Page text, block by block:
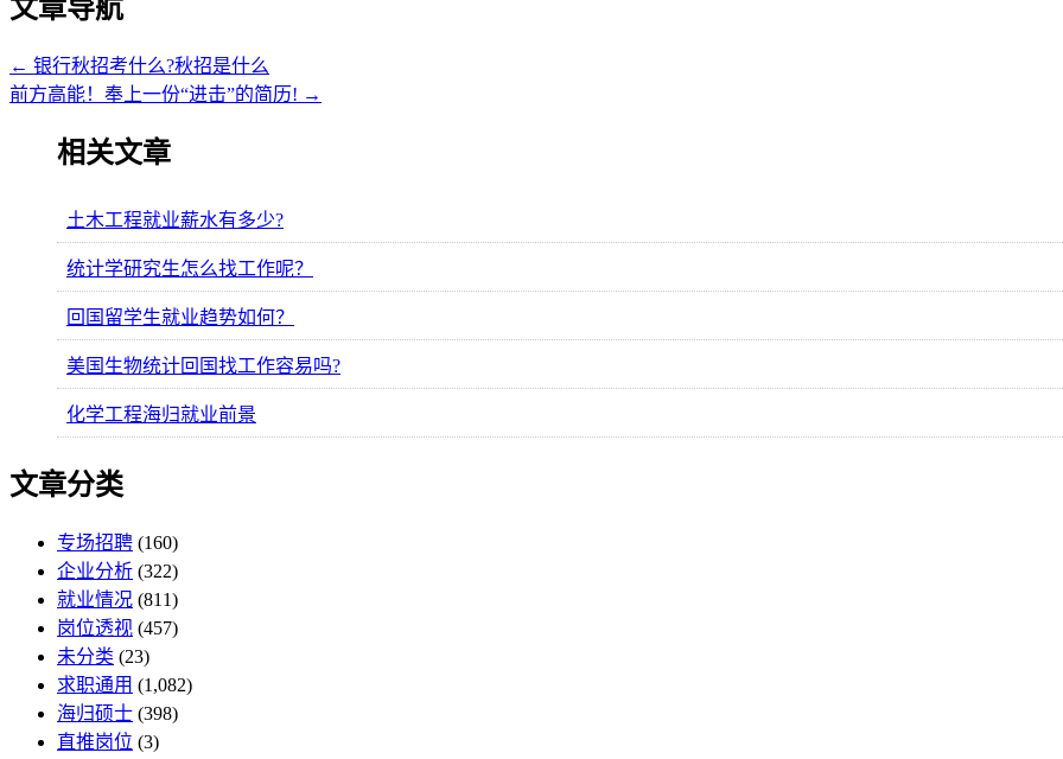
文章导航
← 银行秋招考什么?秋招是什么
前方高能！奉上一份“进击”的简历! →
相关文章
土木工程就业薪水有多少?
统计学研究生怎么找工作呢？
回国留学生就业趋势如何？
美国生物统计回国找工作容易吗?
化学工程海归就业前景
文章分类
专场招聘 (160)
企业分析 (322)
就业情况 (811)
岗位透视 (457)
未分类 (23)
求职通用 (1,082)
海归硕士 (398)
直推岗位 (3)